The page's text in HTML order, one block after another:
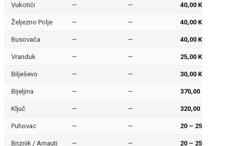
Vukotići — — 40,00 KM
Željezno Polje — — 40,00 KM
Busovača — — 40,00 KM
Vranduk — — 25,00 KM
Bilješevo — — 30,00 KM
Bijeljina — — 370,00 KM
Ključ — — 320,00 KM
Puhovac — — 20 – 25 KM
Briznik / Arnauti — — 20 – 25 KM